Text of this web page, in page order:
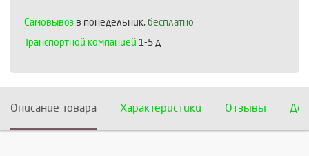
Самовывоз в понедельник, бесплатно
Транспортной компанией 1-5 д
Описание товара Характеристики Отзывы